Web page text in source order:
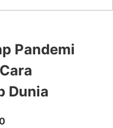
Pandemi
Dunia